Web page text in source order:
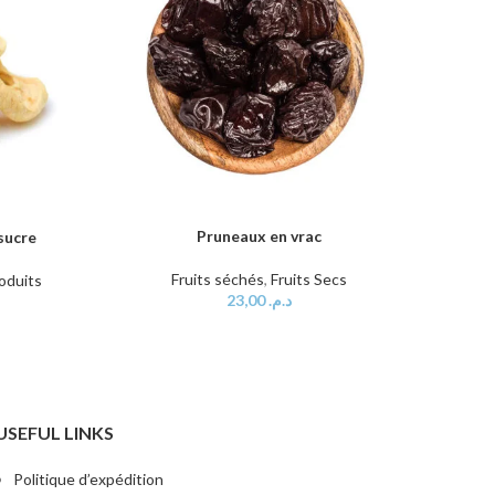
AJOUTER AU PANIERPruneaux en vrac
Fruits séchés, Fruits Secs
د.م.23,00
LINKS
Politique d’expédition